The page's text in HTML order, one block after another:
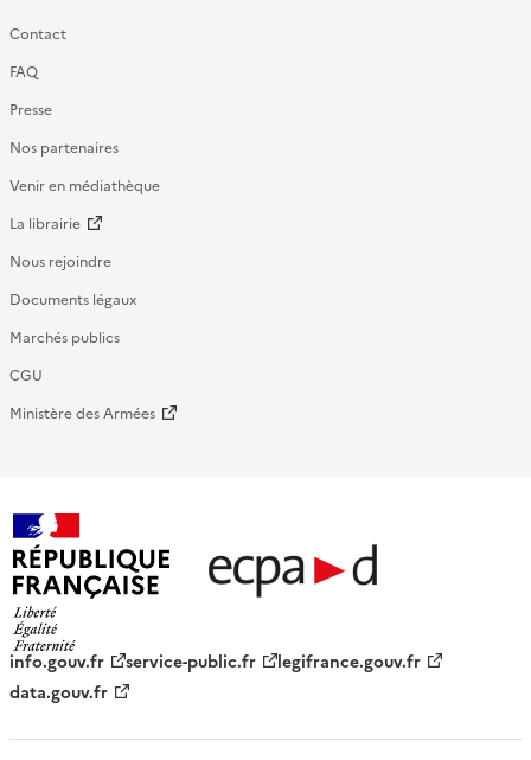
Contact
FAQ
Presse
Nos partenaires
Venir en médiathèque
La librairie
Nous rejoindre
Documents légaux
Marchés publics
CGU
Ministère des Armées
française - ECPAD
info.gouv.fr service-public.fr
legifrance.gouv.fr
data.gouv.fr